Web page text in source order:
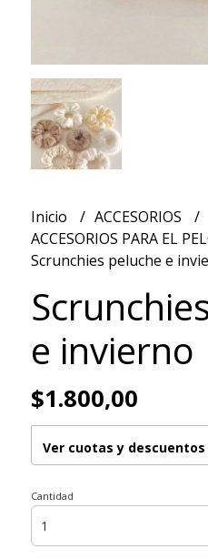
Inicio
ACCESORIOS
ACCESORIOS PARA EL
Scrunchies peluche e
e invierno
$1.800,00
Ver cuotas y descuentos
Cantidad